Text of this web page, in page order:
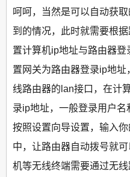
呵呵，当然是可以自动获
到的情况，此时就需要根
置计算机ip地址与路由器
置网关为路由器登录ip地
线路由器的lan接口，在计
录ip地址，一般登录用户
按照设置向导设置，输入
中，让路由器自动拨号就
机等无线终端需要通过无